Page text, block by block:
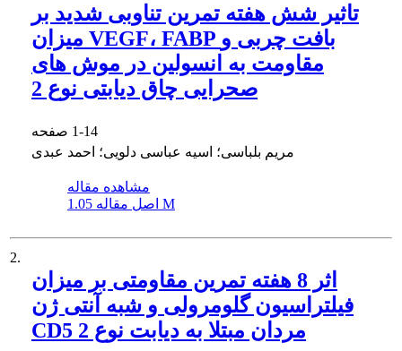
تاثیر شش هفته تمرین تناوبی شدید بر
میزان VEGF، FABP بافت چربی و
مقاومت به انسولین در موش های
صحرایی چاق دیابتی نوع 2
1-14
مریم بلباسی؛ اسیه عباسی دلویی؛ احمد عبدی
مشاهده مقاله
اصل مقاله 1.05 M
2.
اثر 8 هفته تمرین مقاومتی بر میزان
فیلتراسیون گلومرولی و شبه آنتی ژن
CD5 مردان مبتلا به دیابت نوع 2